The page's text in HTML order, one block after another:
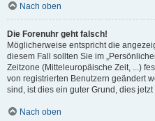
Nach oben
Die Forenuhr geht falsch!
Möglicherweise entspricht die
diesem Fall sollten Sie im
Zeitzone (Mitteleuropäische Zeit, ...)
von registrierten Benutzern geändert
sind, ist dies ein guter Grund, dies jetzt
Nach oben